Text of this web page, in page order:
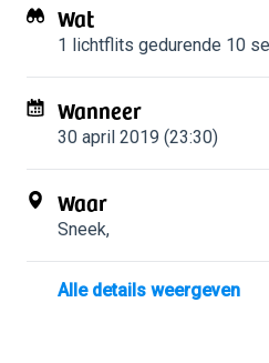
Wat
1 lichtflits gedurende 10
Wanneer
30 april 2019 (23:30)
Waar
Sneek,
Alle details weergeven